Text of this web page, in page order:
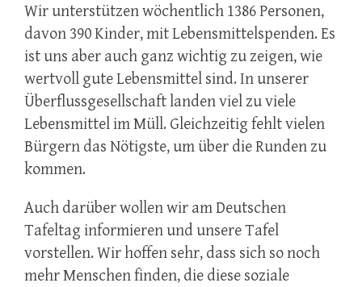
Wir unterstützen wöchentlich 1386 Personen,
davon 390 Kinder, mit Lebensmittelspenden. Es
ist uns aber auch ganz wichtig zu zeigen, wie
wertvoll gute Lebensmittel sind. In unserer
Überflussgesellschaft landen viel zu viele
Lebensmittel im Müll. Gleichzeitig fehlt vielen
Bürgern das Nötigste, um über die Runden zu
kommen.
Auch darüber wollen wir am Deutschen
Tafeltag informieren und unsere Tafel
vorstellen. Wir hoffen sehr, dass sich so noch
mehr Menschen finden, die diese soziale